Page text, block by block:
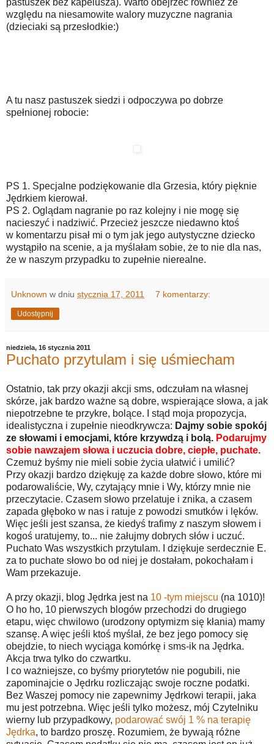
pastuszek bez kapelusza). Warto obejrzeć również ze
względu na niesamowite walory muzyczne nagrania
(dzieciaki są przesłodkie:)
A tu nasz pastuszek siedzi i odpoczywa po dobrze
spełnionej robocie:
PS 1. Specjalne podziękowanie dla Grzesia, który pięknie
Jędrkiem kierował.
PS 2. Oglądam nagranie po raz kolejny i nie mogę się
nacieszyć i nadziwić. Przecież jeszcze niedawno ktoś
w komentarzu pisał mi o tym jak jego autystyczne dziecko
wystąpiło na scenie, a ja myślałam sobie, że to nie dla nas,
że w naszym przypadku to zupełnie nierealne.
Unknown w dniu stycznia 17, 2011 7 komentarzy:
Udostępnij
niedziela, 16 stycznia 2011
Puchato przytulam i się uśmiecham
Ostatnio, tak przy okazji akcji sms, odczułam na własnej
skórze, jak bardzo ważne są dobre, wspierające słowa, a jak
niepotrzebne te przykre, bolące. I stąd moja propozycja,
idealistyczna i zupełnie nieodkrywcza: Dajmy sobie spokój
ze słowami i emocjami, które krzywdzą i bolą. Podarujmy
sobie nawzajem słowa i uczucia dobre, ciepłe, puchate.
Czemuż byśmy nie mieli sobie życia ułatwić i umilić?
Przy okazji bardzo dziękuję za każde dobre słowo, które mi
podarowaliście, Wy, czytający mnie i Wy, którzy mnie nie
przeczytacie. Czasem słowo przelatuje i znika, a czasem
zapada głęboko w nas i ratuje z powodzi smutków i lęków.
Więc jeśli jest szansa, że kiedyś trafimy z naszym słowem i
kogoś uratujemy, to... nie żałujmy dobrych słów i uczuć.
Puchato Was wszystkich przytulam. I dziękuje serdecznie E.
za to puchate słowo bo od niej je dostałam, pokochałam i
Wam przekazuje.
A przy okazji, blog Jędrka jest na 10 -tym miejscu (na 1010)!
O ho ho, 10 pierwszych blogów przechodzi do drugiego
etapu, więc chwilowo (urodzony optymizm się kłania) mamy
szansę. A więc jeśli ktoś myślał, że bez jego pomocy się
obejdzie, to niech wyciąga komórkę i sms-ik na Jędrka.
Akcja trwa tylko do czwartku.
I co ważniejsze, co byśmy priorytetów nie pogubili, nie
zapominajcie o Jędrku rozliczając swoje roczne podatki.
Bez Waszej pomocy nie zapewnimy Jędrkowi terapii, jaka
mu jest potrzebna. Więc jeśli tylko możesz, mój Czytelniku
wierny lub przypadkowy, podarować swój 1 % na terapię
Jędrka, to bardzo proszę. Rozumiem, że bywają różne